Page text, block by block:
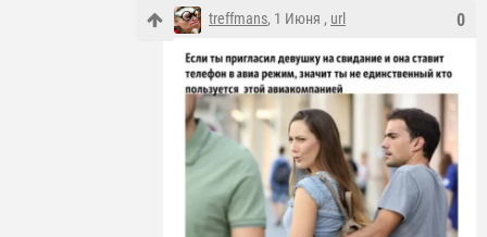
0
treffmans, 1 Июня , url